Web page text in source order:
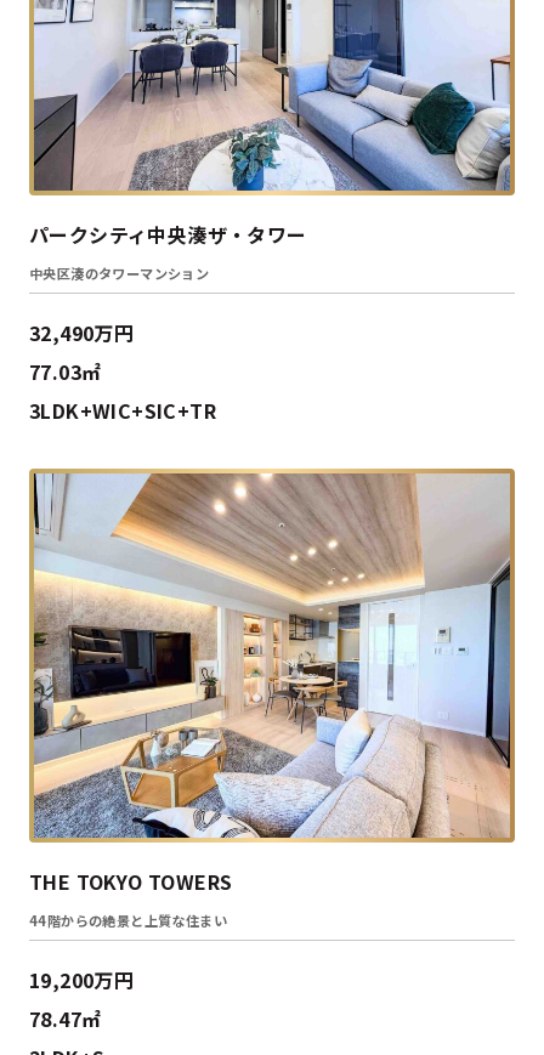
パークシティ中央湊ザ・タワー
中央区湊のタワーマンション
32,490万円
77.03㎡
3LDK+WIC+SIC+TR
THE TOKYO TOWERS
44階からの絶景と上質な住まい
19,200万円
78.47㎡